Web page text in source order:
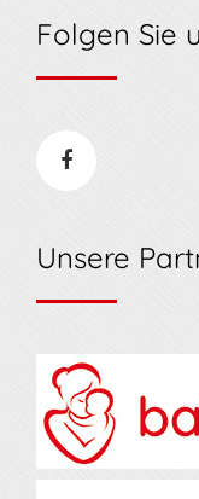
Folgen Sie
Unsere